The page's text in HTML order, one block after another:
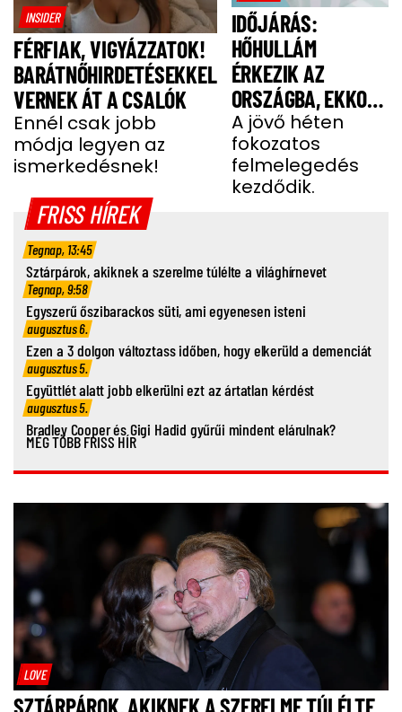
INSIDER
FÉRFIAK, VIGYÁZZATOK!
BARÁTNŐHIRDETÉSEKKEL
VERNEK ÁT A CSALÓK
Ennél csak jobb
módja legyen az
ismerkedésnek!
IDŐJÁRÁS:
HŐHULLÁM
ÉRKEZIK AZ
ORSZÁGBA, EKKOR
ÉR IDE
A jövő héten
fokozatos
felmelegedés
kezdődik.
FRISS HÍREK
Tegnap, 13:45
Sztárpárok, akiknek a szerelme túlélte a világhírnevet
Tegnap, 9:58
Egyszerű őszibarackos süti, ami egyenesen isteni
augusztus 6.
Ezen a 3 dolgon változtass időben, hogy elkerüld a demenciát
augusztus 5.
Együttlét alatt jobb elkerülni ezt az ártatlan kérdést
augusztus 5.
Bradley Cooper és Gigi Hadid gyűrűi mindent elárulnak?
MÉG TÖBB FRISS HÍR
LOVE